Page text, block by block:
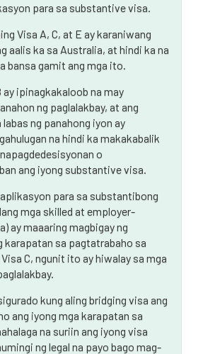
ng payo sa paglalakbay gamit ang
para sa substantive visa.
Visa A, C, at E ay karaniwang
aalis ka sa Australia, at hindi ka na
bansa gamit ang mga ito.
ay ipinagkakaloob na may
ng paglalakbay, at ang
labas ng panahong iyon ay
na hindi ka makakabalik
o
ang iyong substantive visa.
para sa substantibong
mga skilled at employer-
ay maaaring magbigay ng
sa pagtatrabaho sa
C, ngunit ito ay hiwalay sa mga
kung aling bridging visa ang
ang iyong mga karapatan sa
na suriin ang iyong visa
ng legal na payo bago mag-